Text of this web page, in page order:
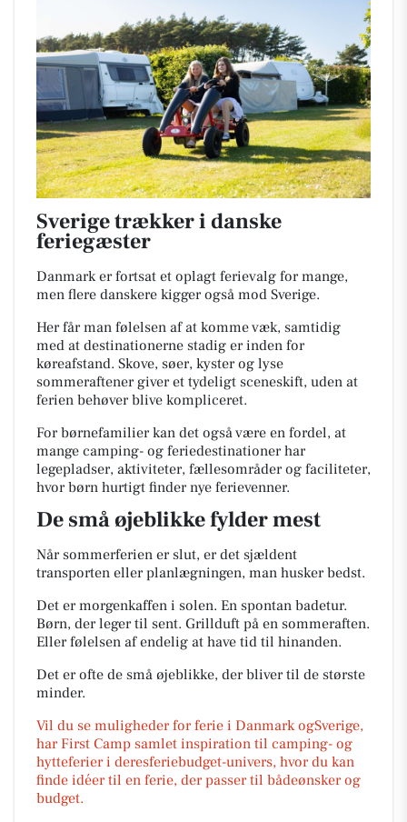
Sverige trækker i danske
feriegæster
Danmark er fortsat et oplagt ferievalg for mange,
men flere danskere kigger også mod Sverige.
Her får man følelsen af at komme væk, samtidig
med at destinationerne stadig er inden for
køreafstand. Skove, søer, kyster og lyse
sommeraftener giver et tydeligt sceneskift, uden at
ferien behøver blive kompliceret.
For børnefamilier kan det også være en fordel, at
mange camping- og feriedestinationer har
legepladser, aktiviteter, fællesområder og faciliteter,
hvor børn hurtigt finder nye ferievenner.
De små øjeblikke fylder mest
Når sommerferien er slut, er det sjældent
transporten eller planlægningen, man husker bedst.
Det er morgenkaffen i solen. En spontan badetur.
Børn, der leger til sent. Grillduft på en sommeraften.
Eller følelsen af endelig at have tid til hinanden.
Det er ofte de små øjeblikke, der bliver til de største
minder.
Vil du se muligheder for ferie i Danmark ogSverige,
har First Camp samlet inspiration til camping- og
hytteferier i deresferiebudget-univers, hvor du kan
finde idéer til en ferie, der passer til bådeønsker og
budget.